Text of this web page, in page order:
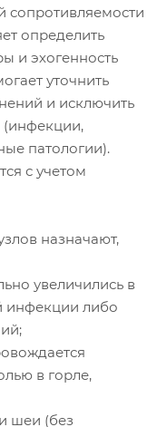
сопротивляемости
определить
и эхогенность
уточнить
и исключить
патологии).
с учетом
назначают,
увеличились в
инфекции либо
в горле,
шеи (без